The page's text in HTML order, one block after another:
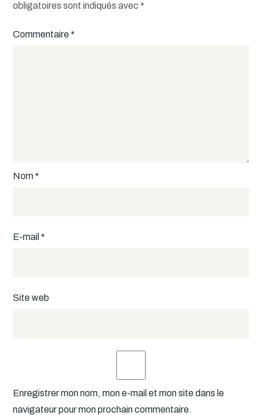
obligatoires sont indiqués avec *
Commentaire *
Nom *
E-mail *
Site web
Enregistrer mon nom, mon e-mail et mon site dans le
navigateur pour mon prochain commentaire.